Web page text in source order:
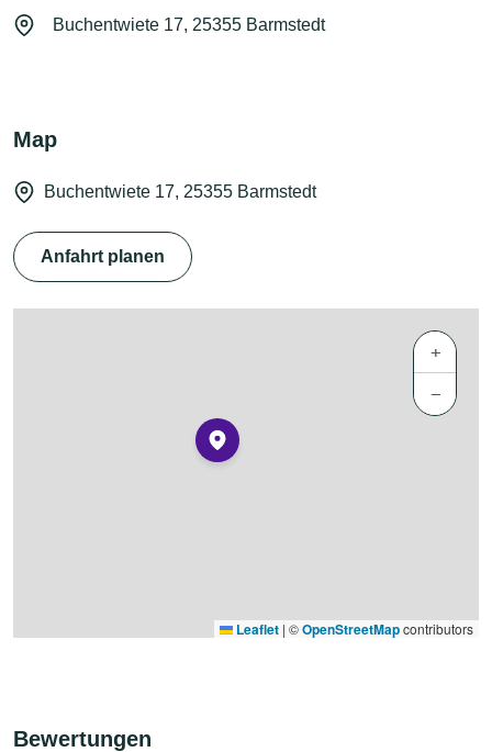
Buchentwiete 17, 25355 Barmstedt
Map
Buchentwiete 17, 25355 Barmstedt
Anfahrt planen
+
−
Leaflet | ©OpenStreetMapcontributors
Bewertungen